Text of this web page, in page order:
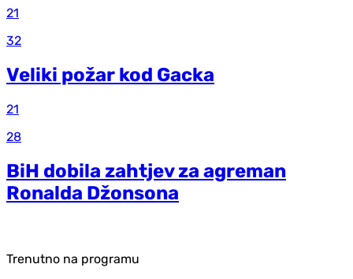
21
32
Veliki požar kod Gacka
21
28
BiH dobila zahtjev za agreman
Ronalda Džonsona
Trenutno na programu